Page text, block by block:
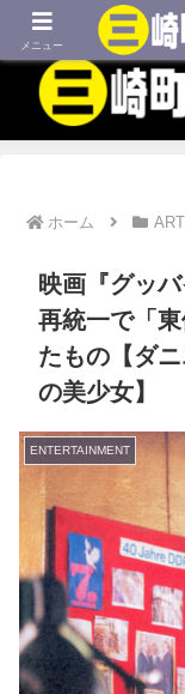
MBTIネタや
ホーム
映画『グッ
再統一で「
たもの【ダ
の美少女】
ENTERTAINMENT
メニュー